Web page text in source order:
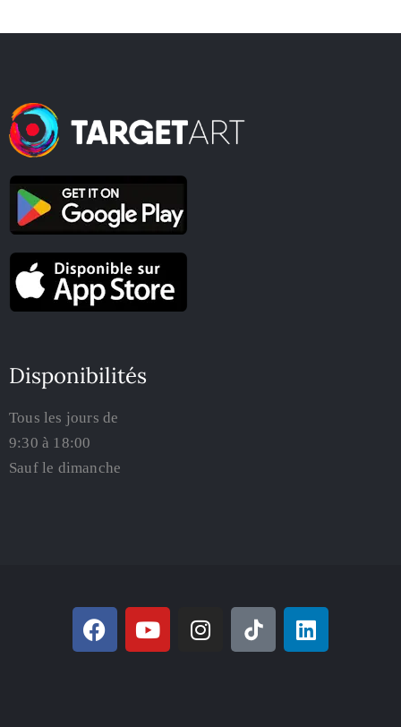
Disponibilités
Tous les jours de
9:30 à 18:00
Sauf le dimanche